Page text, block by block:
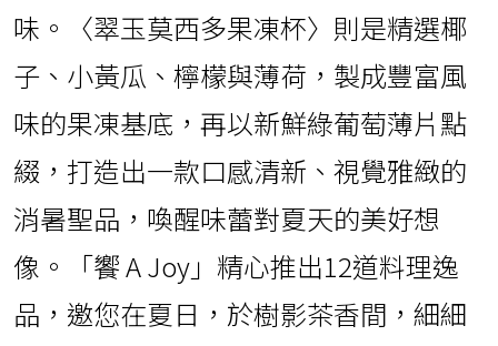
味。〈翠玉莫西多果凍杯〉則是精選椰
子、小黃瓜、檸檬與薄荷，製成豐富風
味的果凍基底，再以新鮮綠葡萄薄片點
綴，打造出一款口感清新、視覺雅緻的
消暑聖品，喚醒味蕾對夏天的美好想
像。「饗 A Joy」精心推出12道料理逸
品，邀您在夏日，於樹影茶香間，細細